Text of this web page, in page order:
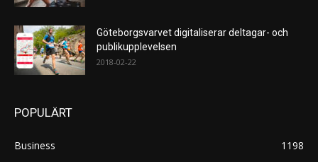
Göteborgsvarvet digitaliserar deltagar- och
publikupplevelsen
2018-02-22
POPULÄRT
Business
1198